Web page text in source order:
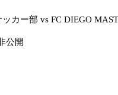
カー部 vs FC DIEGO
公開